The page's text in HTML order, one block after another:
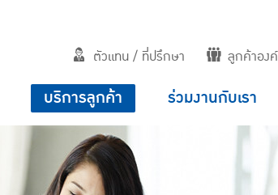
ตัวแทน / ที่ปรึกษา ลูกค้าอง
บริการลูกค้า ร่วมงานกับเรา